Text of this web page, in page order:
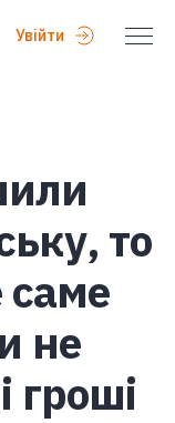
Увійти
то
саме
не
гроші